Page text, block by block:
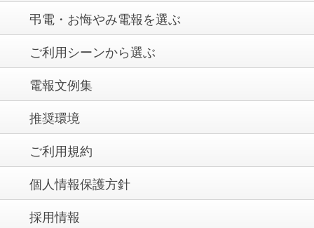
弔電・お悔やみ電報を選ぶ
ご利用シーンから選ぶ
電報文例集
推奨環境
ご利用規約
個人情報保護方針
採用情報